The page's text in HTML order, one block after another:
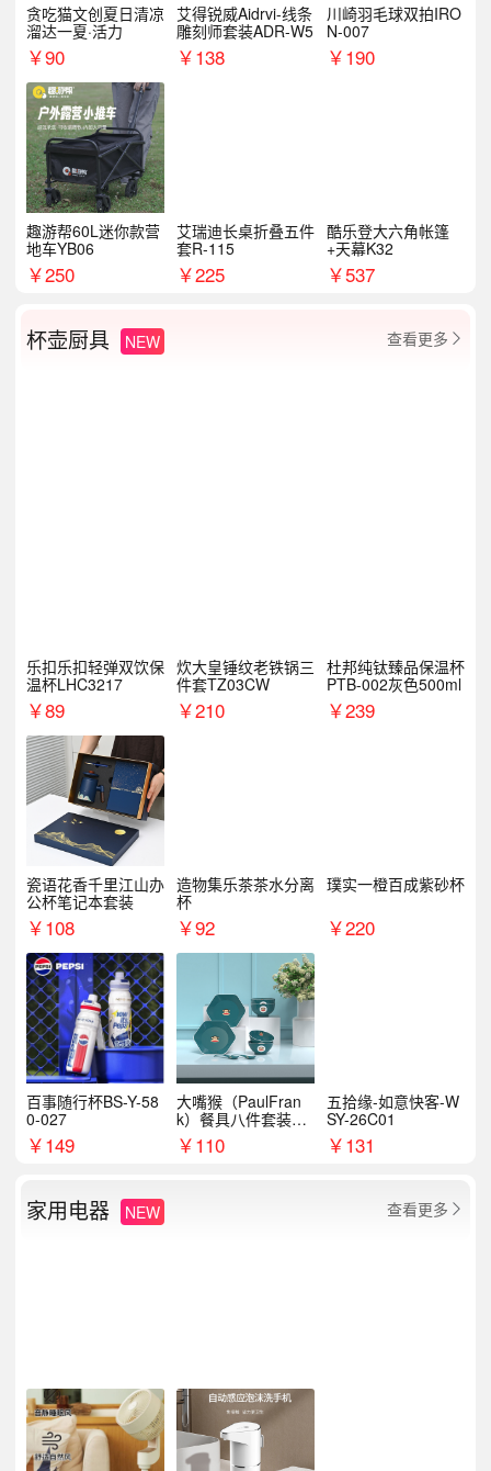
贪吃猫文创夏日清凉
溜达一夏·活力
￥90
艾得锐威Aidrvi-线条
雕刻师套装ADR-W5
￥138
川崎羽毛球双拍IRO
N-007
￥190
趣游帮60L迷你款营
地车YB06
￥250
艾瑞迪长桌折叠五件
套R-115
￥225
酷乐登大六角帐篷
+天幕K32
￥537
杯壶厨具 NEW 查看更多 
乐扣乐扣轻弹双饮保
温杯LHC3217
￥89
炊大皇锤纹老铁锅三
件套TZ03CW
￥210
杜邦纯钛臻品保温杯
PTB-002灰色500ml
￥239
瓷语花香千里江山办
公杯笔记本套装
￥108
造物集乐茶茶水分离
杯
￥92
璞实一橙百成紫砂杯
￥220
百事随行杯BS-Y-58
0-027
￥149
大嘴猴（PaulFran
k）餐具八件套装HC
T6007
￥110
五拾缘-如意快客-W
SY-26C01
￥131
家用电器 NEW 查看更多 